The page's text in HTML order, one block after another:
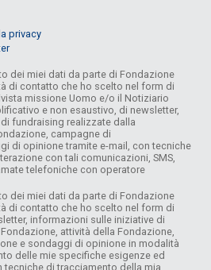
privacy
dei miei dati da parte di Fondazione
di contatto che ho scelto nel form di
missione Uomo e/o il Notiziario
e non esaustivo, di newsletter,
fundraising realizzate dalla
campagne di
di opinione tramite e-mail, con tecniche
con tali comunicazioni, SMS,
telefoniche con operatore
dei miei dati da parte di Fondazione
di contatto che ho scelto nel form di
informazioni sulle iniziative di
attività della Fondazione,
e sondaggi di opinione in modalità
delle mie specifiche esigenze ed
tecniche di tracciamento della mia